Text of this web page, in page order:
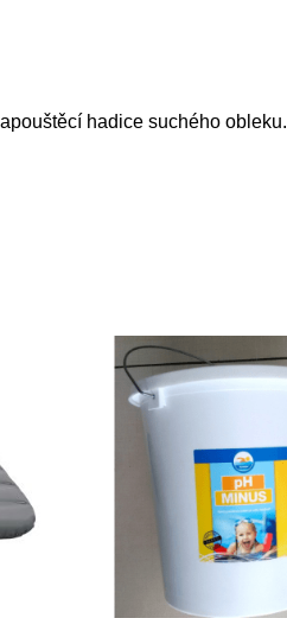
hadice suchého obleku.